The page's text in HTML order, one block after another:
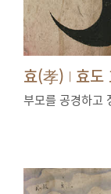
효(孝) | 효도
부모를 공경하고